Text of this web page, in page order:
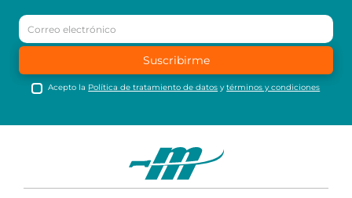
Suscribirme
Acepto la Política de tratamiento de datos ytérminos y condiciones